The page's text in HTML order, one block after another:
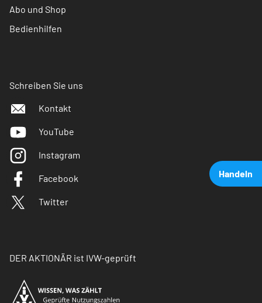
Handeln
Abo und Shop
Bedienhilfen
Schreiben Sie uns
Kontakt
YouTube
Instagram
Facebook
Twitter
DER AKTIONÄR ist IVW-geprüft